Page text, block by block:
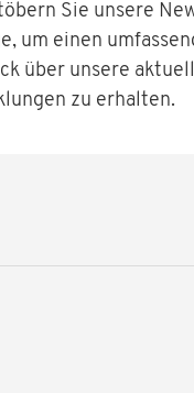
Sie unsere
um einen
über unsere
zu erhalten.